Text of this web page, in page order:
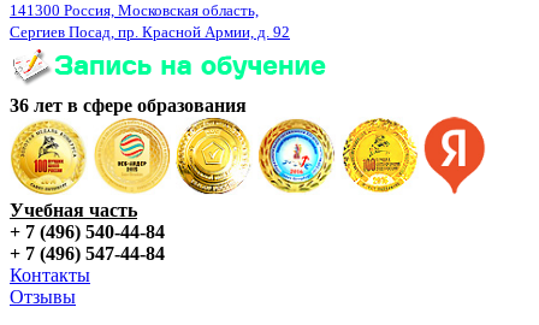
141300 Россия, Московская область,
Сергиев Посад, пр. Красной Армии, д. 92
36 лет в сфере образования
Учебная часть
+ 7 (496) 540-44-84
+ 7 (496) 547-44-84
Контакты
Отзывы